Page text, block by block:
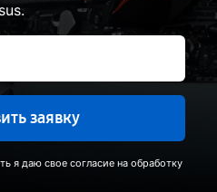
заявку
я даю свое согласие на обработку